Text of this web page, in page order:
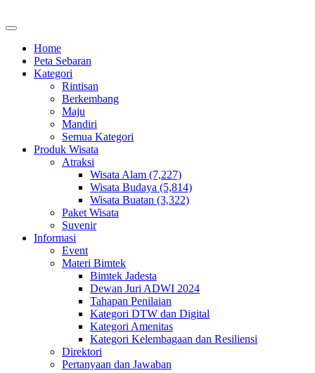
Home
Peta Sebaran
Kategori
Rintisan
Berkembang
Maju
Mandiri
Semua Kategori
Produk Wisata
Atraksi
Wisata Alam (7,227)
Wisata Budaya (5,814)
Wisata Buatan (3,322)
Paket Wisata
Suvenir
Informasi
Event
Materi Bimtek
Bimtek Jadesta
Dewan Juri ADWI 2024
Tahapan Penilaian
Kategori DTW dan Digital
Kategori Amenitas
Kategori Kelembagaan dan Resiliensi
Direktori
Pertanyaan dan Jawaban